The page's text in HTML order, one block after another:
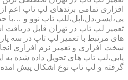
افزاری تمامی برندهای لپ تاپ اعم
پی،ایسر،دل،اپل،للپ تاپ نوو و
تعمیر لپ تاپ در تهران قابل
های مرتبط با تعمیر لپ تاپ در سه
سخت افزاری و تعمیر نرم افزاری
یابی،لپ تاپ های تحویل داده شده به
گرفته و لپ تاپ نوع اشکال پیش امده